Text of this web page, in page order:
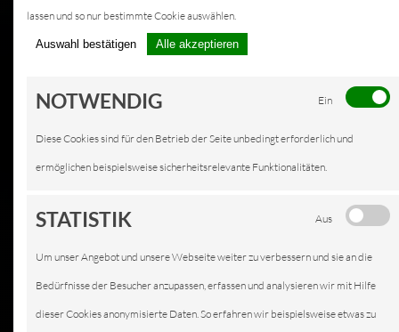
lassen und so nur bestimmte Cookie auswählen.
Auswahl bestätigen Alle akzeptieren
NOTWENDIG Ein
Diese Cookies sind für den Betrieb der Seite unbedingt erforderlich und
ermöglichen beispielsweise sicherheitsrelevante Funktionalitäten.
STATISTIK Aus
Um unser Angebot und unsere Webseite weiter zu verbessern und sie an die
Bedürfnisse der Besucher anzupassen, erfassen und analysieren wir mit Hilfe
dieser Cookies anonymisierte Daten. So erfahren wir beispielsweise etwas zu